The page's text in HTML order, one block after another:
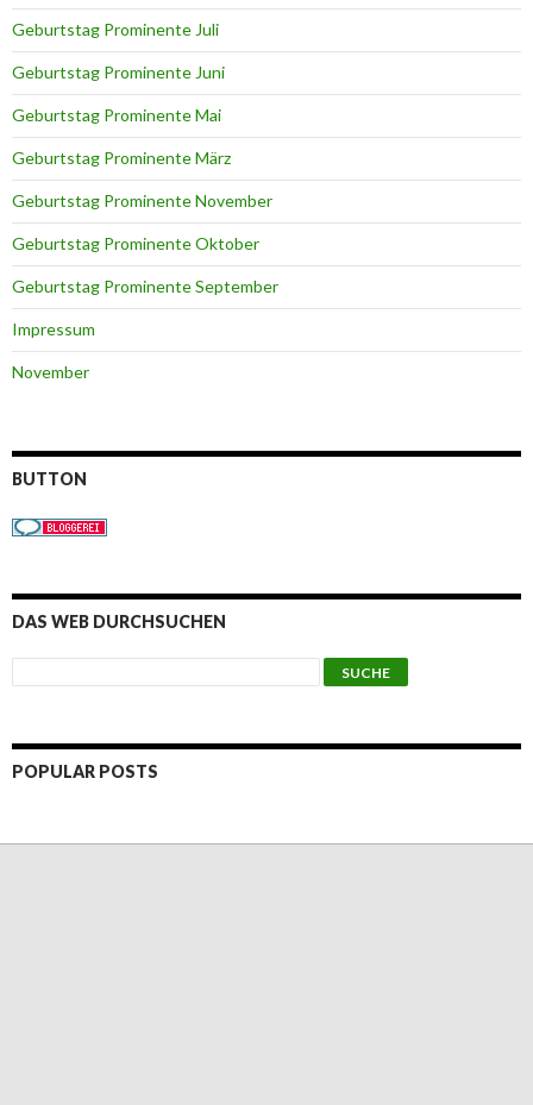
Geburtstag Prominente Juli
Geburtstag Prominente Juni
Geburtstag Prominente Mai
Geburtstag Prominente März
Geburtstag Prominente November
Geburtstag Prominente Oktober
Geburtstag Prominente September
Impressum
November
BUTTON
DAS WEB DURCHSUCHEN
POPULAR POSTS